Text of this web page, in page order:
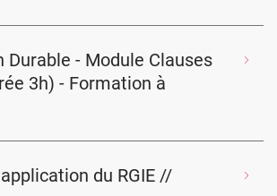
Durable - Module Clauses
3h) - Formation à
du RGIE //